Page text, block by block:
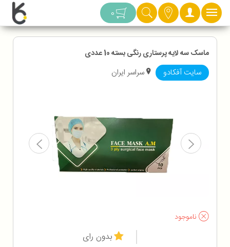
دسته بندی 0
ماسک سه لایه پرستاری رنگی بسته 10 عددی
سایت آفکادو سراسر ایران
ناموجود
بدون رای